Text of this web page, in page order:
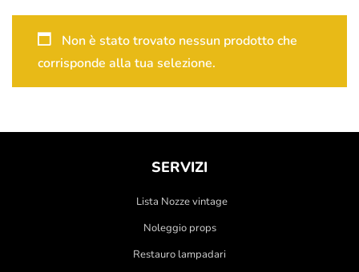
Non è stato trovato nessun prodotto che
corrisponde alla tua selezione.
SERVIZI
Lista Nozze vintage
Noleggio props
Restauro lampadari